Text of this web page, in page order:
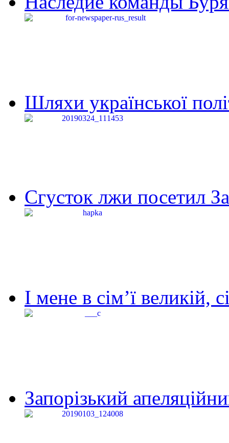
Шляхи української
Сгусток лжи посетил
І мене в сім’ї великій,
Запорізький